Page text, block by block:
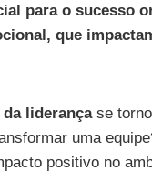
para o sucesso
que
liderançase
uma
positivo no